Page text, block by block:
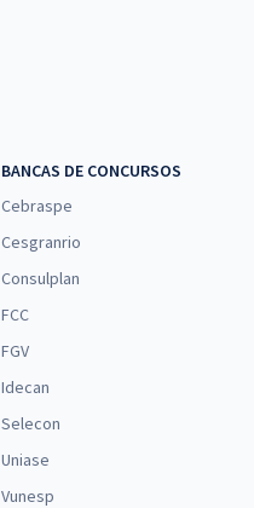
BANCAS DE CONCURSOS
Cebraspe
Cesgranrio
Consulplan
FCC
FGV
Idecan
Selecon
Uniase
Vunesp